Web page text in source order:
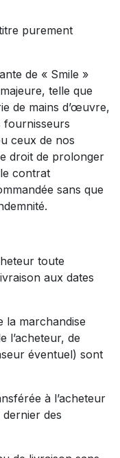
purement
de « Smile »
telle que
de mains d’œuvre,
fournisseurs
ceux de nos
droit de prolonger
contrat
sans que
toute
aux dates
la marchandise
l’acheteur, de
éventuel) sont
à l’acheteur
des